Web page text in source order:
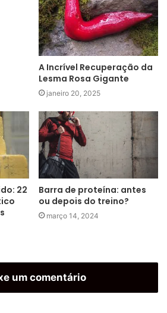
A Incrível Recuperação da
Lesma Rosa Gigante
janeiro 20, 2025
22
Barra de proteína: antes
ou depois do treino?
março 14, 2024
um comentário